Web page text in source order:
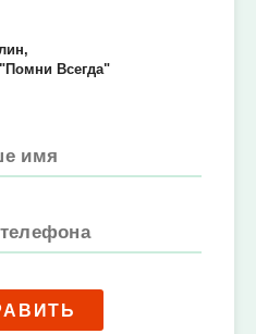
Всегда"